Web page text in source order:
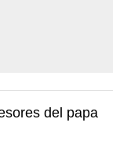
del papa